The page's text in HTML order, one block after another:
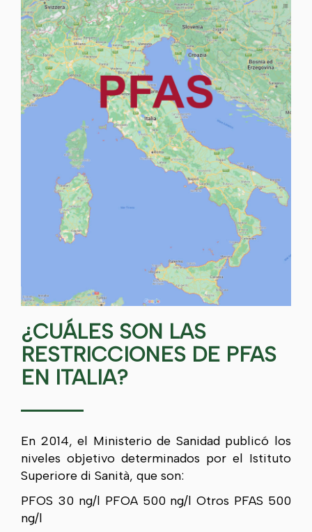
¿CUÁLES SON LAS
RESTRICCIONES DE PFAS
EN ITALIA?
En 2014, el Ministerio de Sanidad publicó los
niveles objetivo determinados por el Istituto
Superiore di Sanità, que son:
PFOS 30 ng/l PFOA 500 ng/l Otros PFAS 500
ng/l